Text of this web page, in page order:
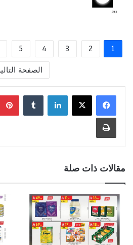
1
2
3
4
5
الصفحة
لينكدإن
طباعة
مقالات ذات صلة